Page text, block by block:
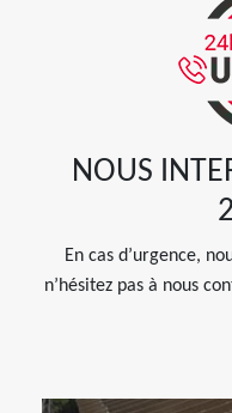
NOUS
En cas d’urgence,
n’hésitez pas à nous